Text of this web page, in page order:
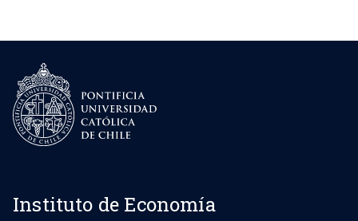
Instituto de Economía